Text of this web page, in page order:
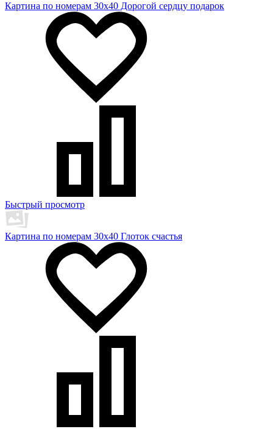
Картина по номерам 30х40 Дорогой сердцу подарок
Быстрый просмотр
Картина по номерам 30х40 Глоток счастья